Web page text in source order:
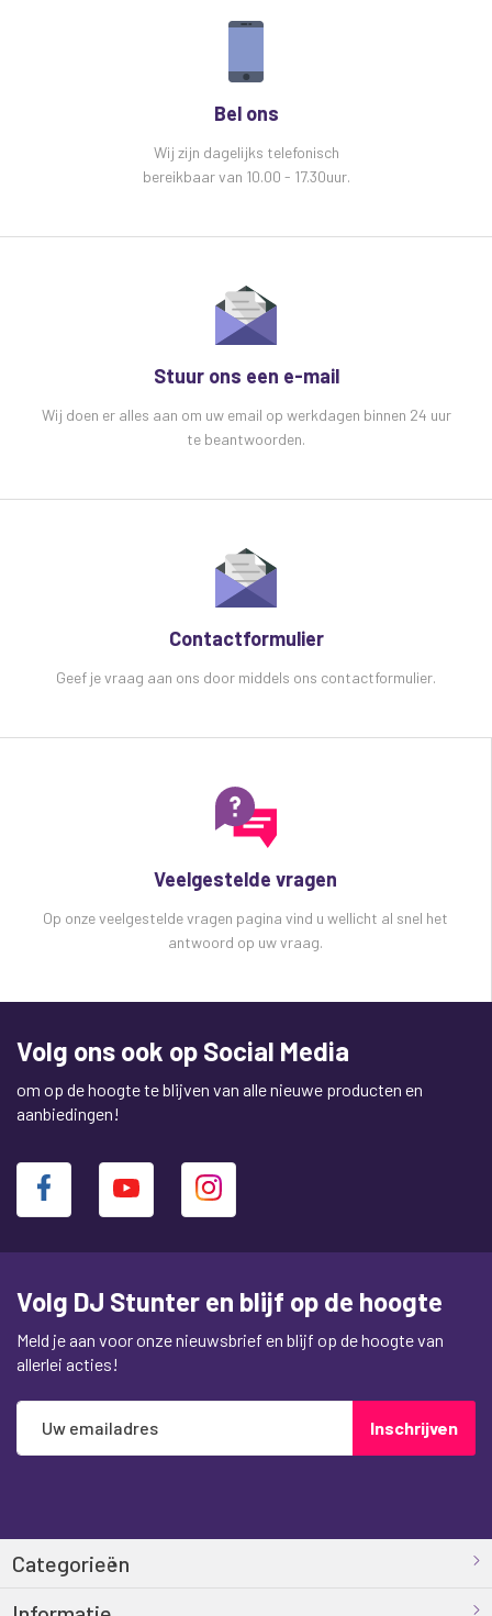
Bel ons
Wij zijn dagelijks telefonisch
bereikbaar van 10.00 - 17.30uur.
Stuur ons een e-mail
Wij doen er alles aan om uw email op werkdagen binnen 24 uur
te beantwoorden.
Contactformulier
Geef je vraag aan ons door middels ons contactformulier.
Veelgestelde vragen
Op onze veelgestelde vragen pagina vind u wellicht al snel het
antwoord op uw vraag.
Volg ons ook op Social Media
om op de hoogte te blijven van alle nieuwe producten en
aanbiedingen!
Volg DJ Stunter en blijf op de hoogte
Meld je aan voor onze nieuwsbrief en blijf op de hoogte van
allerlei acties!
Abonneer
op
Inschrijven
Categorieën